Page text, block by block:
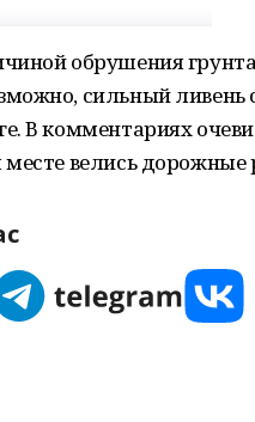
обрушения
сильный ливень
В комментариях
месте велись дорожные